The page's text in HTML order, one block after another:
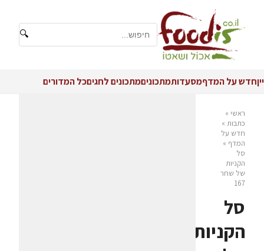
🔍
ייןחדש על המדףמסעדותמתכוניםמתכונים לחגיםכל המדורים
ראשי »
כתבות »
חדש על
המדף »
סל
הקניות
של שחר
167
סל
הקניות